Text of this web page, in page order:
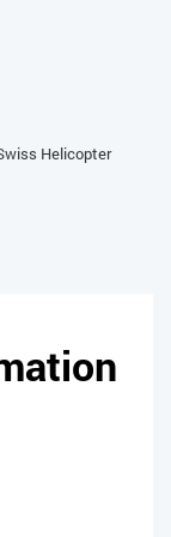
Helicopter